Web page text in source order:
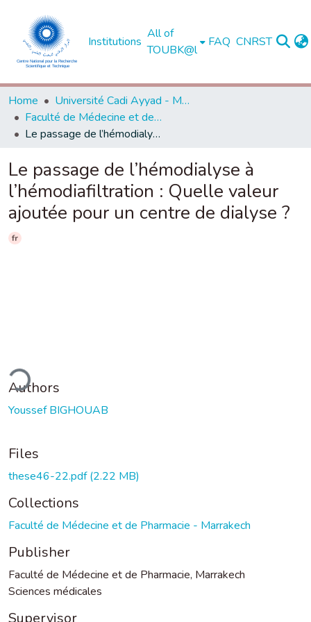
Institutions
All of
TOUBK@l
FAQ CNRST
Home
Université Cadi Ayyad - Marrakech
Faculté de Médecine et de Pharmacie - Marrakech
Le passage de l’hémodialyse à l’hémodiafiltration : Quelle valeur ajoutée pour un centre de dialyse ?
Le passage de l’hémodialyse à
l’hémodiafiltration : Quelle valeur
ajoutée pour un centre de dialyse ?
fr
Authors
Youssef BIGHOUAB
Files
these46-22.pdf(2.22 MB)
Collections
Faculté de Médecine et de Pharmacie - Marrakech
Publisher
Faculté de Médecine et de Pharmacie, Marrakech
Sciences médicales
Supervisor